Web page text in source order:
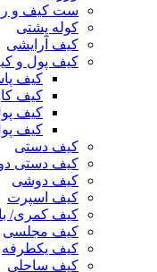
ست کیف و
کوله پشتی
کیف آرایشی
کیف پول و
کیف
کیف
کیف
کیف
کیف دستی
کیف دستی
کیف دوشی
کیف اسپرت
کیف کمری/
کیف مجلسی
کیف یکطرفه
کیف ساحلی